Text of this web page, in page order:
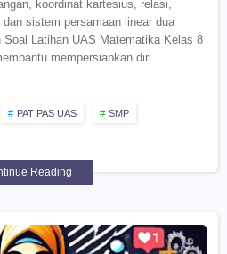
koordinat kartesius, relasi,
sistem persamaan linear dua
Latihan UAS Matematika Kelas 8
mempersiapkan diri
PAT PAS UAS SMP
Reading